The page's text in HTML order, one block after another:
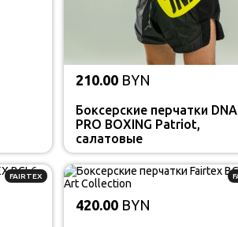
210.00 BYN
Боксерские перчатки DNA
PRO BOXING Patriot,
салатовые
FAIRTEX
420.00 BYN